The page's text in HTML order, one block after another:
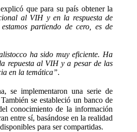
que para su país obtener la
al VIH y en la respuesta de
partiendo de cero, es de
ha sido muy eficiente. Ha
repuesta al VIH y a pesar de las
en la temática”.
se implementaron una serie de
se estableció un banco de
conocimiento de la información
entre sí, basándose en la realidad
para ser compartidas.